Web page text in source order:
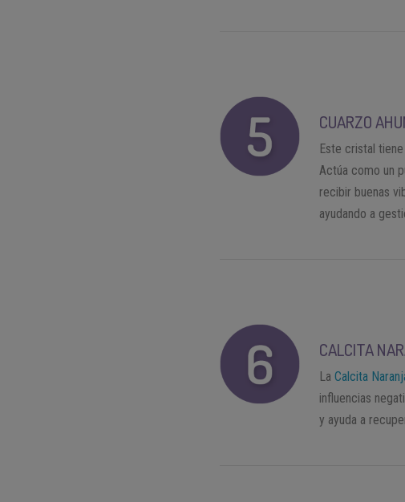
CUARZO
Este cristal
Actúa como un
recibir buenas
ayudando a
CALCITA
LaCalcita
influencias
y ayuda a